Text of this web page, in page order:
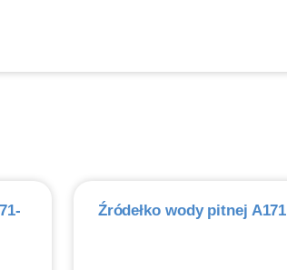
Źródełko wody pitnej A171